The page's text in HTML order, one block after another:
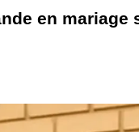
en